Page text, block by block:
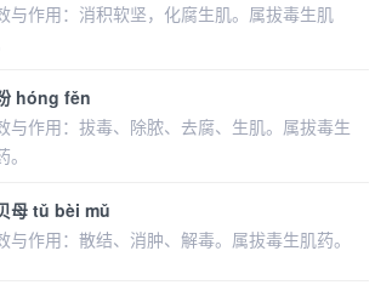
与作用：消积软坚，化腐生肌。属拔毒生肌
hóng fěn
与作用：拔毒、除脓、去腐、生肌。属拔毒生
。
母 tǔ bèi mǔ
与作用：散结、消肿、解毒。属拔毒生肌药。